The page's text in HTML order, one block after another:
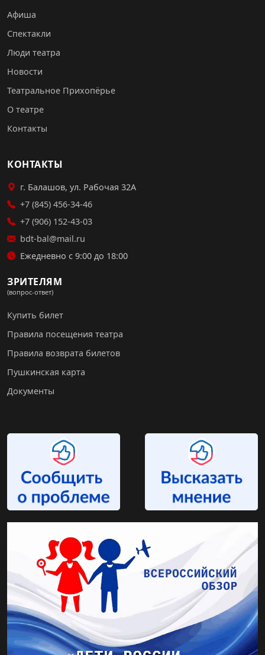
Афиша
Спектакли
Люди театра
Новости
Театральное Прихопёрье
О театре
Контакты
КОНТАКТЫ
г. Балашов, ул. Рабочая 32А
+7 (845) 456-34-46
+7 (906) 152-43-03
bdt-bal@mail.ru
Ежедневно с 9:00 до 18:00
ЗРИТЕЛЯМ
(вопрос-ответ)
Купить билет
Правила посещения театра
Правила возврата билетов
Пушкинская карта
Документы